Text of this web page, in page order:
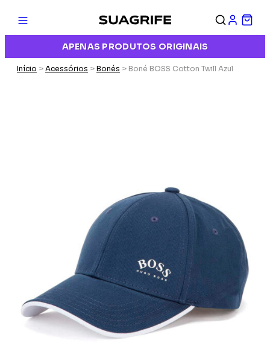
APENAS PRODUTOS ORIGINAIS
Início > Acessórios > Bonés > Boné BOSS Cotton Twill Azul